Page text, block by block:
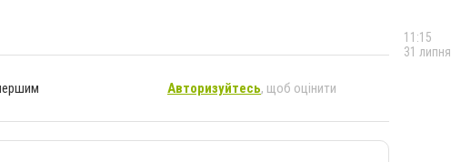
Авторизуйтесь, щоб оцінити
11:15
31 липня